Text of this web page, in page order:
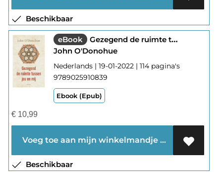
Beschikbaar
eBook
Gezegend de ruimte tussen jou en mij
John O'Donohue
Nederlands | 19-01-2022 | 114 pagina's
9789025910839
Ebook (Epub)
€10,99
Voeg toe aan mijn winkelmandje
Beschikbaar